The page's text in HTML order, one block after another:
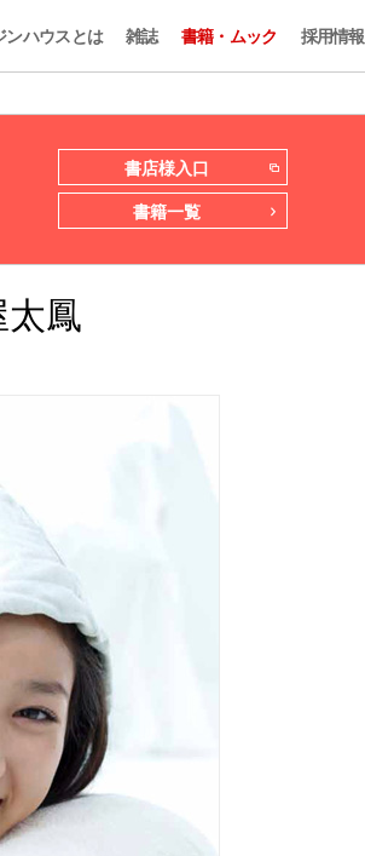
ンハウスとは 雑誌 書籍・ムック 採用情報
書店様入口
書籍一覧
鳳